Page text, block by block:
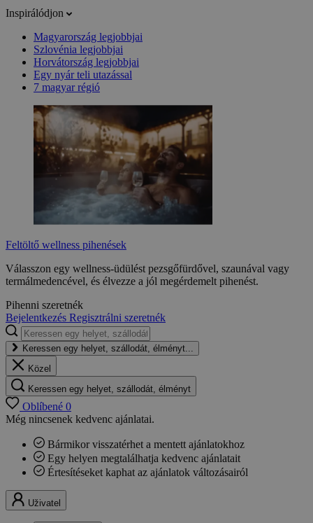
Inspirálódjon
Magyarország legjobbjai
Szlovénia legjobbjai
Horvátország legjobbjai
Egy nyár teli utazással
7 magyar régió
Feltöltő wellness pihenések
Válasszon egy wellness-üdülést pezsgőfürdővel, szaunával vagy
termálmedencével, és élvezze a jól megérdemelt pihenést.
Pihenni szeretnék
Bejelentkezés Regisztrálni szeretnék
Keressen egy helyet, szállodát, élményt...
Közel
Keressen egy helyet, szállodát, élményt
Oblíbené 0
Még nincsenek kedvenc ajánlatai.
Bármikor visszatérhet a mentett ajánlatokhoz
Egy helyen megtalálhatja kedvenc ajánlatait
Értesítéseket kaphat az ajánlatok változásairól
Uživatel